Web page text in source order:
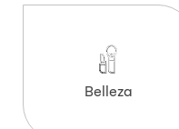
Belleza